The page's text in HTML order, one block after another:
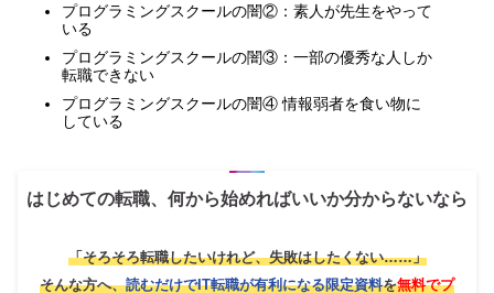
プログラミングスクールの闇②：素人が先生をやって
いる
プログラミングスクールの闇③：一部の優秀な人しか
転職できない
プログラミングスクールの闇④ 情報弱者を食い物に
している
はじめての転職、何から始めればいいか分からないなら
「そろそろ転職したいけれど、失敗はしたくない……」
そんな方へ、読むだけでIT転職が有利になる限定資料を無料でプ